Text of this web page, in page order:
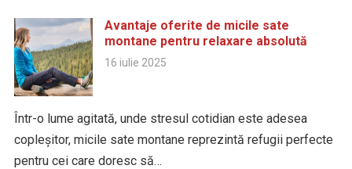
Avantaje oferite de micile sate
montane pentru relaxare absolută
16 iulie 2025
Într-o lume agitată, unde stresul cotidian este adesea
copleșitor, micile sate montane reprezintă refugii perfecte
pentru cei care doresc să…